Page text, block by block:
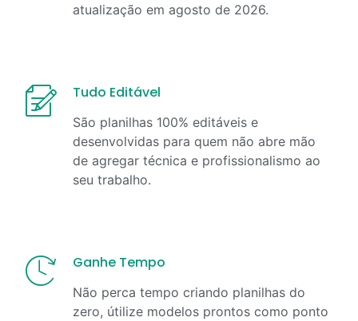
atualização em agosto de 2026.
Tudo Editável
São planilhas 100% editáveis e
desenvolvidas para quem não abre mão
de agregar técnica e profissionalismo ao
seu trabalho.
Ganhe Tempo
Não perca tempo criando planilhas do
zero, útilize modelos prontos como ponto